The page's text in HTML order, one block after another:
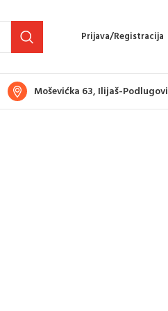
Prijava/Registracija
Moševićka 63, Ilijaš-Podlugovi